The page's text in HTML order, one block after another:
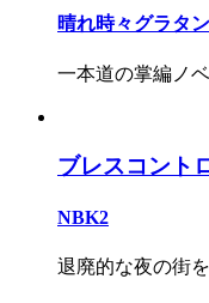
晴れ時々グラタン
一本道の掌編ノ
ブレスコント
NBK2
退廃的な夜の街